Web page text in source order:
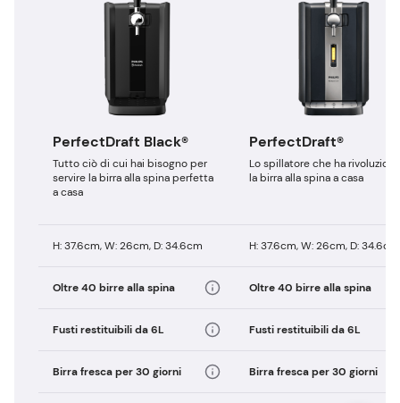
PerfectDraft Black®
Tutto ciò di cui hai bisogno per
servire la birra alla spina perfetta
a casa
PerfectDraft®
Lo spillatore che ha
la birra alla spina a casa
H: 37.6cm, W: 26cm, D: 34.6cm H: 37.6cm, W: 26cm, D: 34.6cm
Oltre 40 birre alla spina Oltre 40 birre alla spina
Fusti restituibili da 6L Fusti restituibili da 6L
Birra fresca per 30 giorni Birra fresca per 30 giorni